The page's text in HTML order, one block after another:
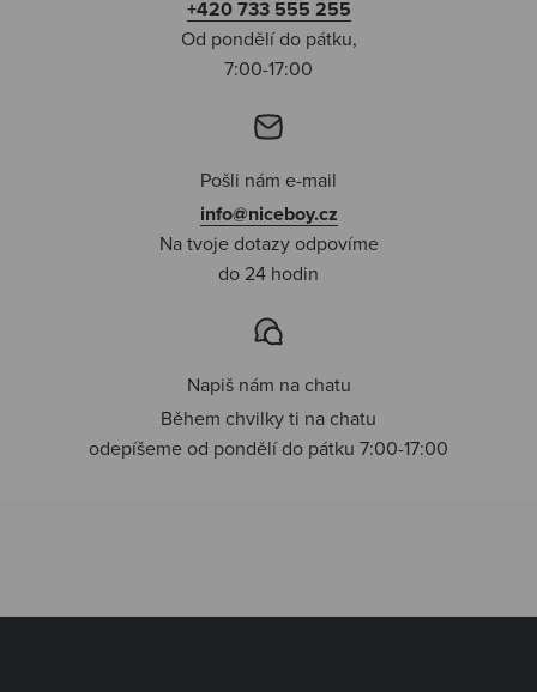
+420 733 555 255
Od pondělí do pátku,
7:00-17:00
Pošli nám e-mail
info@niceboy.cz
Na tvoje dotazy odpovíme
do 24 hodin
Napiš nám na chatu
Během chvilky ti na chatu
odepíšeme od pondělí do pátku 7:00-17:00